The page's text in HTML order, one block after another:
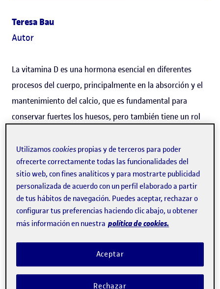
Teresa Bau
Autor
La vitamina D es una hormona esencial en diferentes
procesos del cuerpo, principalmente en la absorción y el
mantenimiento del calcio, que es fundamental para
conservar fuertes los huesos, pero también tiene un rol
crecimiento celular y el metabolismo. Aun así, ¿se le da la
importancia necesaria? El estudio "Paradoxical
suboptimal vitamin D levels in a Mediterranean area: a
population-based study", liderado porDiana Díaz
Rizzolo, profesora de losEstudios de Ciencias de la Salud
de la Universitat Oberta de Catalunya (UOC) e
investigadora del Instituto de Investigaciones Biomédicas
August Pi i Sunyer (IDIBAPS), concluye que
suficientemente los niveles de vitamina D de la población
Utilizamoscookies propias y de terceros para poder
ofrecerte correctamente todas las funcionalidades del
sitio web, con fines analíticos y para mostrarte publicidad
personalizada de acuerdo con un perfil elaborado a partir
de tus hábitos de navegación. Puedes aceptar, rechazar o
configurar tus preferencias haciendo clic abajo, u obtener
más información en nuestra política de cookies.
Rechazar
Aceptar